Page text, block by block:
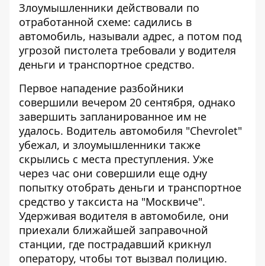
Злоумышленники действовали по
отработанной схеме: садились в
автомобиль, называли адрес, а потом под
угрозой пистолета требовали у водителя
деньги и транспортное средство.
Первое нападение разбойники
совершили вечером 20 сентября, однако
завершить запланированное им не
удалось. Водитель автомобиля "Chevrolet"
убежал, и злоумышленники также
скрылись с места преступления. Уже
через час они совершили еще одну
попытку отобрать деньги и транспортное
средство у таксиста на "Москвиче".
Удерживая водителя в автомобиле, они
приехали ближайшей заправочной
станции, где пострадавший крикнул
оператору, чтобы тот вызвал полицию.